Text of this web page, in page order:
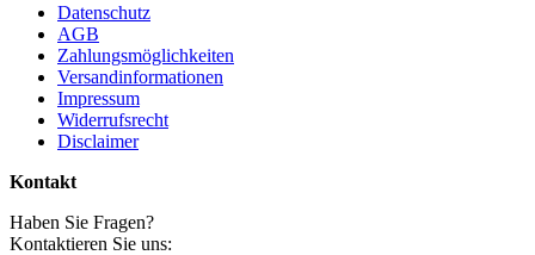
Datenschutz
AGB
Zahlungsmöglichkeiten
Versandinformationen
Impressum
Widerrufsrecht
Disclaimer
Kontakt
Haben Sie Fragen?
Kontaktieren Sie uns: